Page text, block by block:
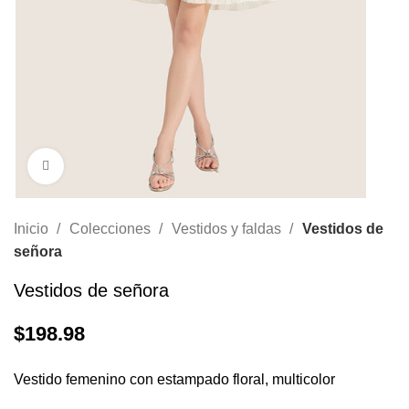
Haga clic para ampliar
Inicio Colecciones Vestidos y faldas
Vestidos de
señora
Vestidos de señora
$198.98
Vestido femenino con estampado floral, multicolor